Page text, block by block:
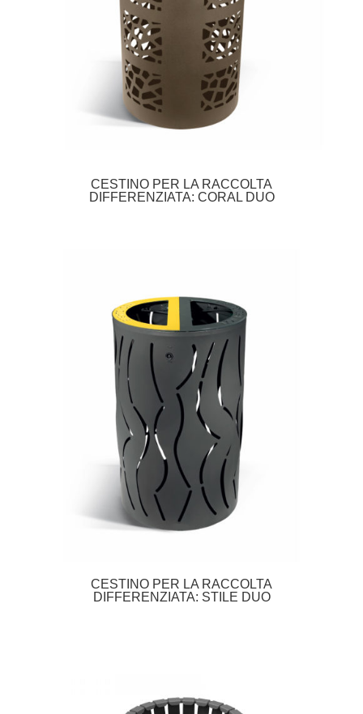
CESTINO PER LA RACCOLTA
DIFFERENZIATA: CORAL DUO
CESTINO PER LA RACCOLTA
DIFFERENZIATA: STILE DUO